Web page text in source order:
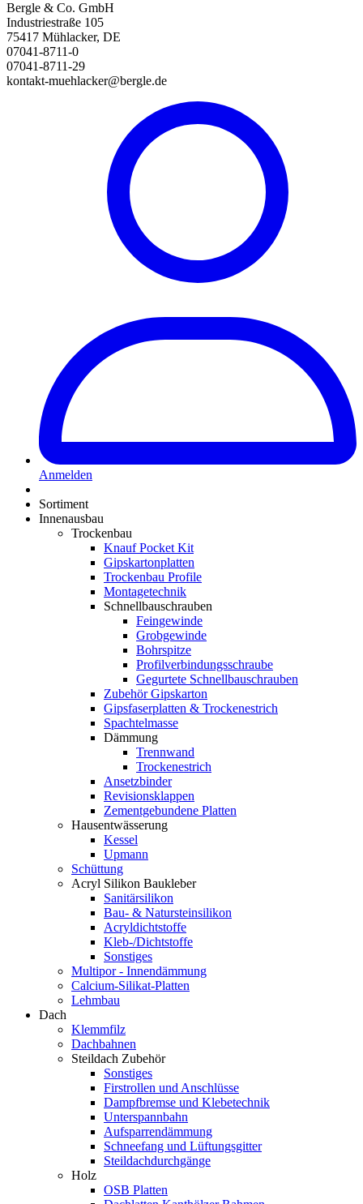
Bergle & Co. GmbH
Industriestraße 105
75417 Mühlacker, DE
07041-8711-0
07041-8711-29
kontakt-muehlacker@bergle.de
Anmelden
Sortiment
Innenausbau
Trockenbau
Knauf Pocket Kit
Gipskartonplatten
Trockenbau Profile
Montagetechnik
Schnellbauschrauben
Feingewinde
Grobgewinde
Bohrspitze
Profilverbindungsschraube
Gegurtete Schnellbauschrauben
Zubehör Gipskarton
Gipsfaserplatten & Trockenestrich
Spachtelmasse
Dämmung
Trennwand
Trockenestrich
Ansetzbinder
Revisionsklappen
Zementgebundene Platten
Hausentwässerung
Kessel
Upmann
Schüttung
Acryl Silikon Baukleber
Sanitärsilikon
Bau- & Natursteinsilikon
Acryldichtstoffe
Kleb-/Dichtstoffe
Sonstiges
Multipor - Innendämmung
Calcium-Silikat-Platten
Lehmbau
Dach
Klemmfilz
Dachbahnen
Steildach Zubehör
Sonstiges
Firstrollen und Anschlüsse
Dampfbremse und Klebetechnik
Unterspannbahn
Aufsparrendämmung
Schneefang und Lüftungsgitter
Steildachdurchgänge
Holz
OSB Platten